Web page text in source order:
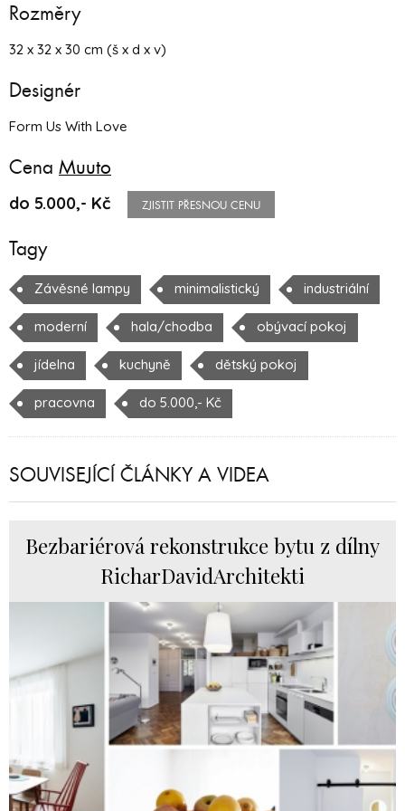
Rozměry
32 x 32 x 30 cm (š x d x v)
Designér
Form Us With Love
Cena Muuto
do 5.000,- Kč ZJISTIT PŘESNOU CENU
Tagy
Závěsné lampy minimalistický industriální
moderní hala/chodba obývací pokoj
jídelna kuchyně dětský pokoj
pracovna do 5.000,- Kč
SOUVISEJÍCÍ ČLÁNKY A VIDEA
Bezbariérová rekonstrukce bytu z dílny
RicharDavidArchitekti